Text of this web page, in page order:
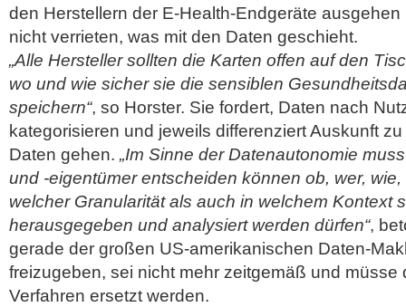
den Herstellern der E-Health-Endgeräte
nicht verrieten, was mit den Daten geschieht.
„Alle Hersteller sollten die Karten offen auf den
wo und wie sicher sie die sensiblen
speichern“, so Horster. Sie fordert, Daten nach
kategorisieren und jeweils differenziert Auskunft
Daten gehen. „Im Sinne der Datenautonomie
und -eigentümer entscheiden können ob, wer,
welcher Granularität als auch in welchem Kontext
herausgegeben und analysiert werden dürfen“,
gerade der großen US-amerikanischen Daten-
freizugeben, sei nicht mehr zeitgemäß und müsse
Verfahren ersetzt werden.